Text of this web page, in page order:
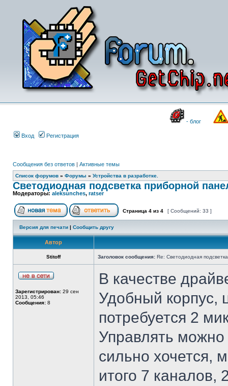
- блог
Вход Регистрация
Сообщения без ответов | Активные темы
Список форумов » Форумы » Устройства в разработке.
Светодиодная подсветка приборной
Модераторы: aleksunches, ratser
Страница 4 из 4 [ Сообщений: 33 ]
Версия для печати | Сообщить другу
Автор
Stitoff Заголовок сообщения: Re: Светодиодная
Зарегистрирован: 29 сен
2013, 05:46
Сообщения: 8
В качестве
Удобный корпус,
потребуется 2
Управлять
сильно хочется,
итого 7 каналов,